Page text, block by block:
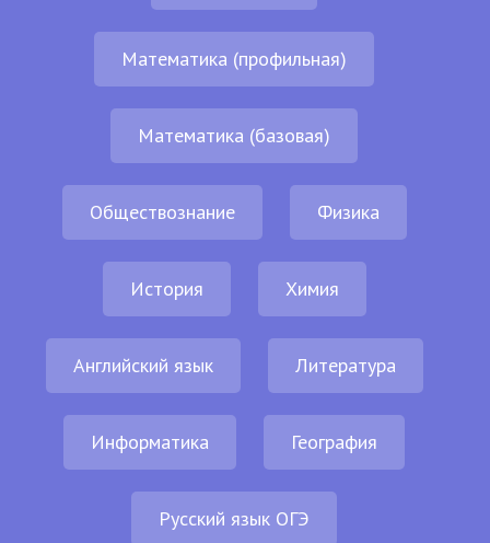
Математика (профильная)
Математика (базовая)
Обществознание Физика
История Химия
Английский язык Литература
Информатика География
Русский язык ОГЭ